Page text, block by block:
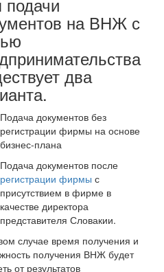
на ВНЖ с
два
Подача документов без
регистрации фирмы на основе
бизнес-плана
Подача документов после
регистрации фирмы с
присутствием в фирме в
качестве директора
представителя Словакии.
случае время получения и
получения ВНЖ будет
от результатов